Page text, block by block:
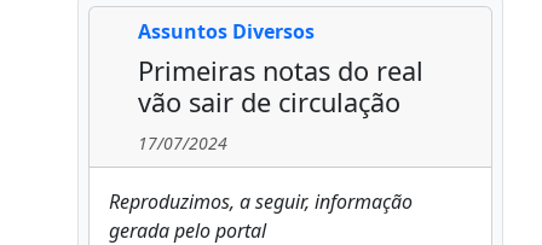
Assuntos Diversos
Primeiras notas do real
vão sair de circulação
17/07/2024
Reproduzimos, a seguir, informação
gerada pelo portal